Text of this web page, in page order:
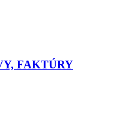
FAKTÚRY